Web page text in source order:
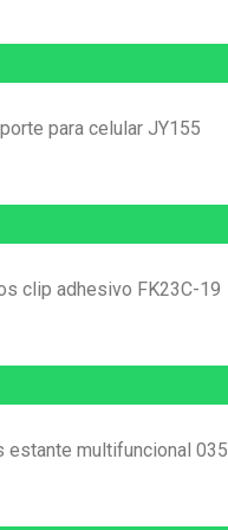
para celular JY155
clip adhesivo FK23C-19
estante multifuncional 035